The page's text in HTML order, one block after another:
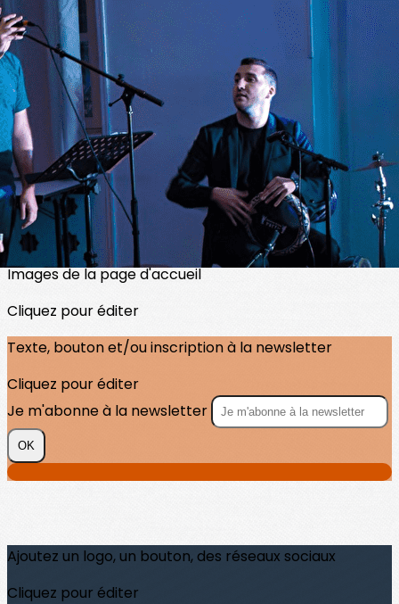
Exporter les lignes sélectionnées
Exporter toutes les colonnes
Exporter uniquement les colonnes affichées
Menu
<
>
Billetterie Samira Brahmia
Billetterie AMZIK
?>
Images de la page d'accueil
Cliquez pour éditer
Texte, bouton et/ou inscription à la newsletter
Cliquez pour éditer
Je m'abonne à la newsletter
OK
Ajoutez un logo, un bouton, des réseaux sociaux
Cliquez pour éditer